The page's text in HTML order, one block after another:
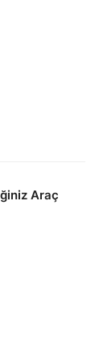
Araç